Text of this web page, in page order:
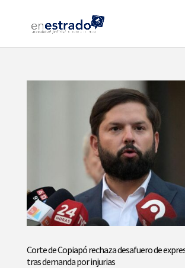
Corte de Copiapó rechaza desafuero de
tras demanda por injurias